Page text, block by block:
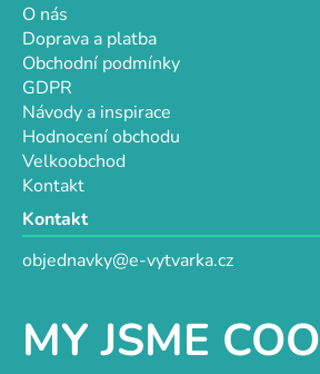
MY JSME
O nás
Doprava a platba
Obchodní podmínky
GDPR
Návody a inspirace
Hodnocení obchodu
Velkoobchod
Kontakt
Kontakt
objednavky@e-vytvarka.cz
Facebook